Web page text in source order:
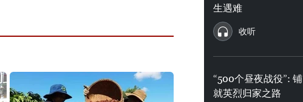
生遇难
收听
“500个昼夜战役”: 铺
就英烈归家之路